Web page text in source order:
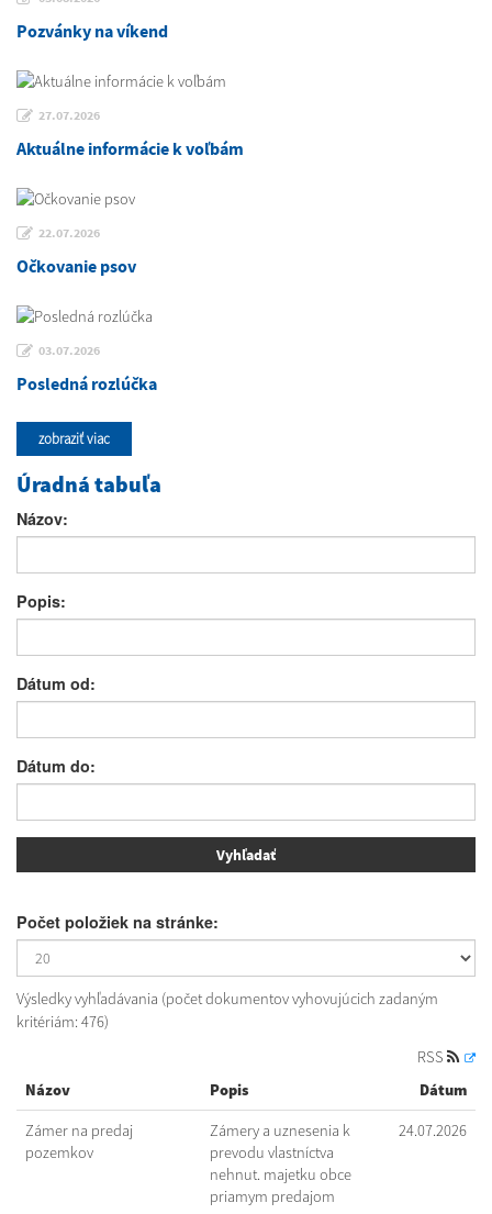
Pozvánky na víkend
27.07.2026
Aktuálne informácie k voľbám
22.07.2026
Očkovanie psov
03.07.2026
Posledná rozlúčka
zobraziť viac
Úradná tabuľa
Názov:
Popis:
Dátum od:
Dátum do:
Počet položiek na stránke:
Výsledky vyhľadávania (počet dokumentov vyhovujúcich zadaným
kritériám: 476)
RSS
Názov
Popis Dátum
Zámer na predaj
pozemkov
Zámery a uznesenia k
prevodu vlastníctva
nehnut. majetku obce
priamym predajom
24.07.2026